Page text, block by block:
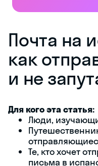
Почта на
как
и не
Для кого эта статья:
Люди,
Те, кто хочет
письма в